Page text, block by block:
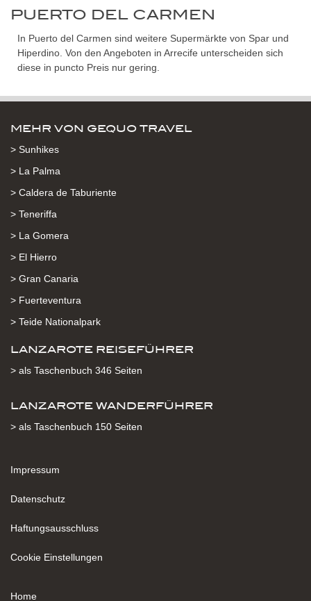
PUERTO DEL CARMEN
In Puerto del Carmen sind weitere Supermärkte von Spar und
Hiperdino. Von den Angeboten in Arrecife unterscheiden sich
diese in puncto Preis nur gering.
MEHR VON GEQUO TRAVEL
> Sunhikes
> La Palma
> Caldera de Taburiente
> Teneriffa
> La Gomera
> El Hierro
> Gran Canaria
> Fuerteventura
> Teide Nationalpark
LANZAROTE REISEFÜHRER
> als Taschenbuch 346 Seiten
LANZAROTE WANDERFÜHRER
> als Taschenbuch 150 Seiten
Impressum
Datenschutz
Haftungsausschluss
Cookie Einstellungen
Home